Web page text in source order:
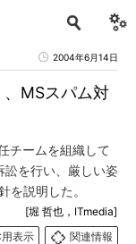
2004年6月14日
MSスパム対
チームを組織して
訟を行い、厳しい姿
を説明した。
[堀 哲也，ITmedia]
用表示
関連情報